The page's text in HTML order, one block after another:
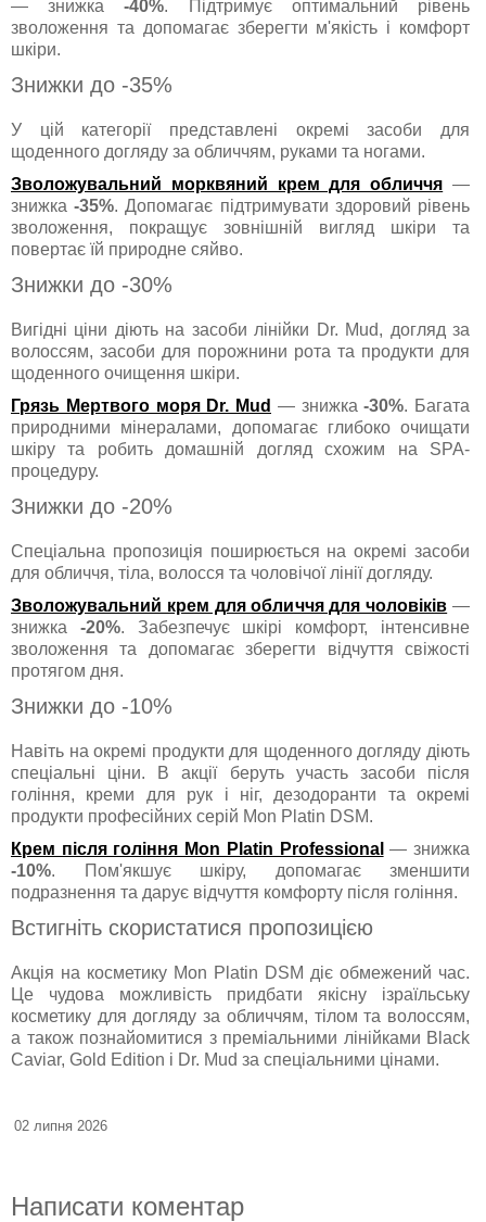
— знижка-40%. Підтримує оптимальний рівень
зволоження та допомагає зберегти м'якість і комфорт
шкіри.
Знижки до -35%
У цій категорії представлені окремі засоби для
щоденного догляду за обличчям, руками та ногами.
Зволожувальний морквяний крем для обличчя —
знижка-35%. Допомагає підтримувати здоровий рівень
зволоження, покращує зовнішній вигляд шкіри та
повертає їй природне сяйво.
Знижки до -30%
Вигідні ціни діють на засоби лінійки Dr. Mud, догляд за
волоссям, засоби для порожнини рота та продукти для
щоденного очищення шкіри.
Грязь Мертвого моря Dr. Mud — знижка-30%. Багата
природними мінералами, допомагає глибоко очищати
шкіру та робить домашній догляд схожим на SPA-
процедуру.
Знижки до -20%
Спеціальна пропозиція поширюється на окремі засоби
для обличчя, тіла, волосся та чоловічої лінії догляду.
Зволожувальний крем для обличчя для чоловіків —
знижка -20%. Забезпечує шкірі комфорт, інтенсивне
зволоження та допомагає зберегти відчуття свіжості
протягом дня.
Знижки до -10%
Навіть на окремі продукти для щоденного догляду діють
спеціальні ціни. В акції беруть участь засоби після
гоління, креми для рук і ніг, дезодоранти та окремі
продукти професійних серій Mon Platin DSM.
Крем після гоління Mon Platin Professional — знижка
-10%. Пом'якшує шкіру, допомагає зменшити
подразнення та дарує відчуття комфорту після гоління.
Встигніть скористатися пропозицією
Акція на косметику Mon Platin DSM діє обмежений час.
Це чудова можливість придбати якісну ізраїльську
косметику для догляду за обличчям, тілом та волоссям,
а також познайомитися з преміальними лінійками Black
Caviar, Gold Edition і Dr. Mud за спеціальними цінами.
02 липня 2026
Написати коментар